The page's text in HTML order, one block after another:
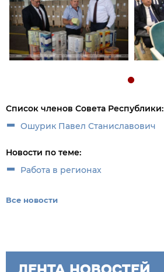
Список членов Совета Республики:
Ошурик Павел Станиславович
Новости по теме:
Работа в регионах
Все новости